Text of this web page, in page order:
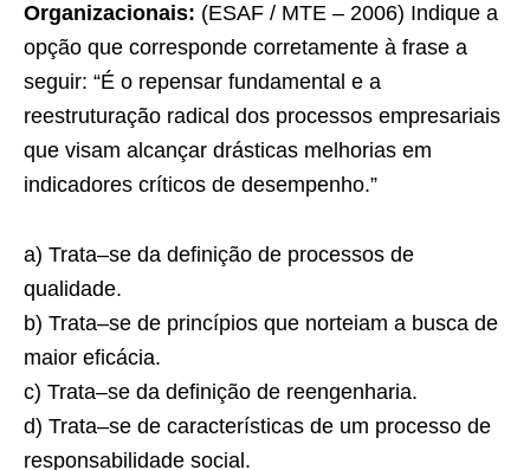
Organizacionais: (ESAF / MTE – 2006) Indique a
opção que corresponde corretamente à frase a
seguir: “É o repensar fundamental e a
reestruturação radical dos processos empresariais
que visam alcançar drásticas melhorias em
indicadores críticos de desempenho.”
a) Trata–se da definição de processos de
qualidade.
b) Trata–se de princípios que norteiam a busca de
maior eficácia.
c) Trata–se da definição de reengenharia.
d) Trata–se de características de um processo de
responsabilidade social.